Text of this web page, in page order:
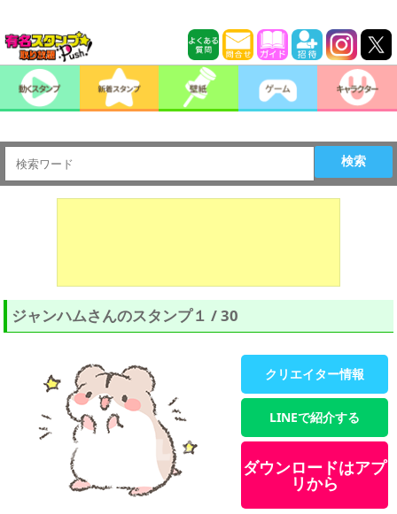
検索
ジャンハムさんのスタンプ１ / 30
クリエイター情報
LINEで紹介する
ダウンロードはアプ
リから